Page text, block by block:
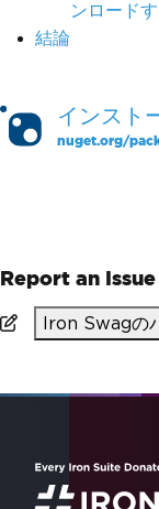
ンロード
結論
インスト
nuget.org/
Report an Issue
Iron Swagの